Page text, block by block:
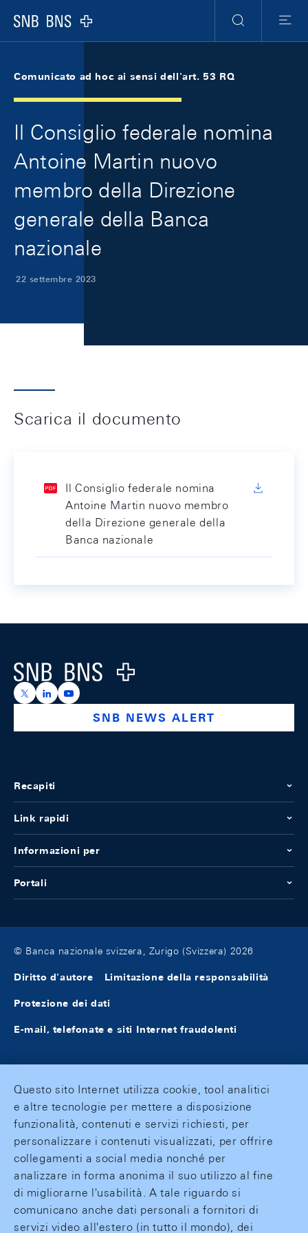
Logo
Ricerca
Menu
Comunicato ad hoc ai sensi dell'art. 53 RQ
Il Consiglio federale nomina
Antoine Martin nuovo
membro della Direzione
generale della Banca
nazionale
22 settembre 2023
Scarica il documento
Il Consiglio federale nomina
Antoine Martin nuovo membro
della Direzione generale della
Banca nazionale
Logo
https://x.com/snb_bns
https://ch.linkedin.com/company/swiss-national-
https://www.youtube.com/@swissnationalbank
SNB NEWS ALERT
Recapiti
Link rapidi
Informazioni per
Portali
© Banca nazionale svizzera, Zurigo (Svizzera) 2026
Diritto d'autore Limitazione della responsabilità
Protezione dei dati
E-mail, telefonate e siti Internet fraudolenti
Questo sito Internet utilizza cookie, tool analitici
e altre tecnologie per mettere a disposizione
funzionalità, contenuti e servizi richiesti, per
personalizzare i contenuti visualizzati, per offrire
collegamenti a social media nonché per
analizzare in forma anonima il suo utilizzo al fine
di migliorarne l'usabilità. A tale riguardo si
comunicano anche dati personali a fornitori di
servizi video all'estero (in tutto il mondo), dei